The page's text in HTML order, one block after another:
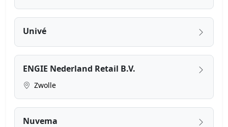
Univé
ENGIE Nederland Retail B.V.
Zwolle
Nuvema